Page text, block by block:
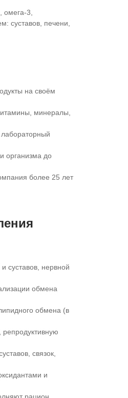
суставов, печени,
на своём
минералы,
лабораторный
организма до
более 25 лет
суставов, нервной
обмена
обмена (в
связок,
и
рацион